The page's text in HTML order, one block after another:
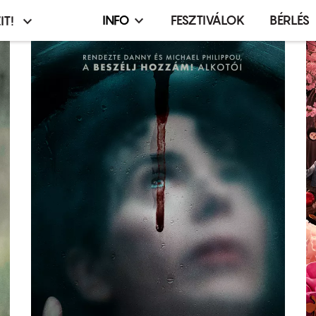
Infó,
esemény,
terembérlés
menü
INFO FESZTIVÁLOK BÉRLÉS